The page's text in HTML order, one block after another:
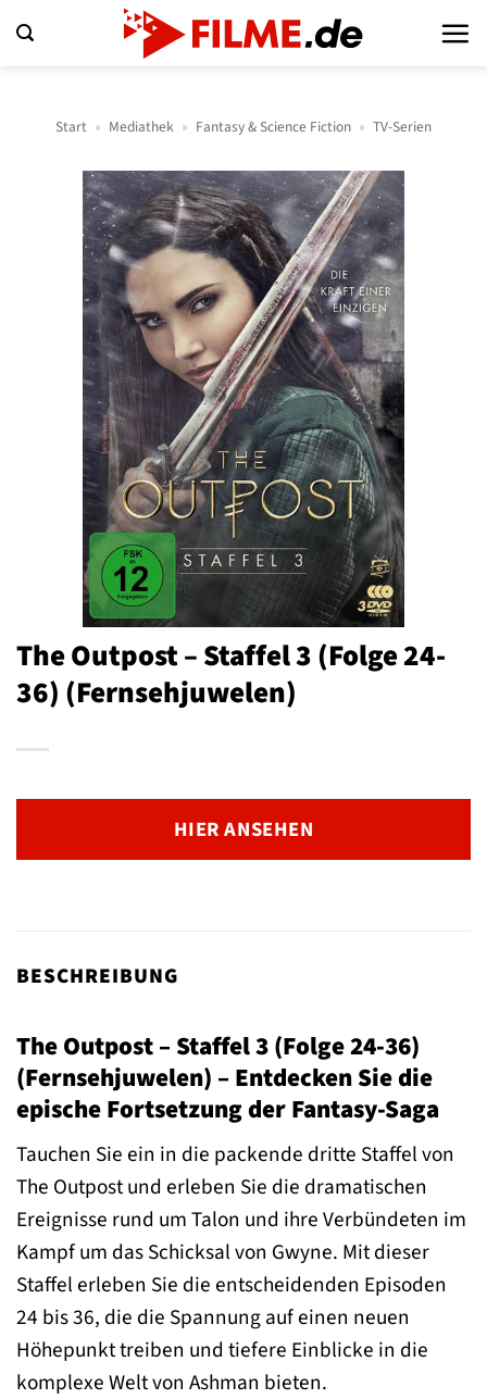
Inhalt
Start » Mediathek » Fantasy & Science Fiction » TV-Serien
The Outpost – Staffel 3 (Folge 24-
36) (Fernsehjuwelen)
HIER ANSEHEN
BESCHREIBUNG
The Outpost – Staffel 3 (Folge 24-36)
(Fernsehjuwelen) – Entdecken Sie die
epische Fortsetzung der Fantasy-Saga
Tauchen Sie ein in die packende dritte Staffel von
The Outpost und erleben Sie die dramatischen
Ereignisse rund um Talon und ihre Verbündeten im
Kampf um das Schicksal von Gwyne. Mit dieser
Staffel erleben Sie die entscheidenden Episoden
24 bis 36, die die Spannung auf einen neuen
Höhepunkt treiben und tiefere Einblicke in die
komplexe Welt von Ashman bieten.